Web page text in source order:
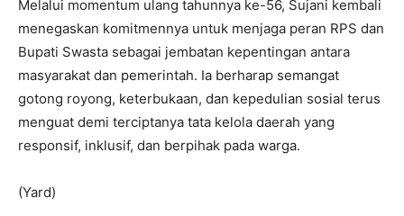
Melalui momentum ulang tahunnya ke-56, Sujani kembali
menegaskan komitmennya untuk menjaga peran RPS dan
Bupati Swasta sebagai jembatan kepentingan antara
masyarakat dan pemerintah. Ia berharap semangat
gotong royong, keterbukaan, dan kepedulian sosial terus
menguat demi terciptanya tata kelola daerah yang
responsif, inklusif, dan berpihak pada warga.
(Yard)